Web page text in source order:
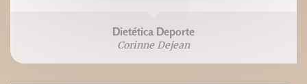
Dietética Deporte
Corinne Dejean